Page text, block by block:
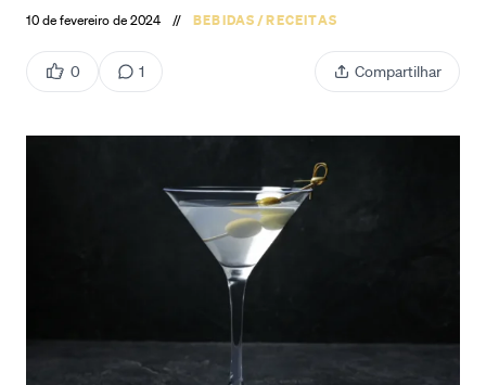
10 de fevereiro de 2024 // BEBIDAS/RECEITAS
0 1 Compartilhar